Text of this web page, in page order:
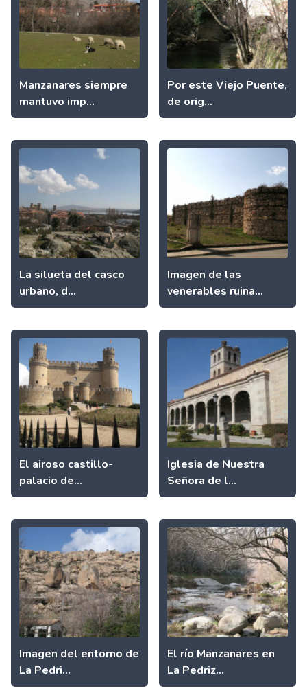
Manzanares siempre
mantuvo imp...
Por este Viejo Puente,
de orig...
La silueta del casco
urbano, d...
Imagen de las
venerables ruina...
El airoso castillo-
palacio de...
Iglesia de Nuestra
Señora de l...
Imagen del entorno de
La Pedri...
El río Manzanares en
La Pedriz...